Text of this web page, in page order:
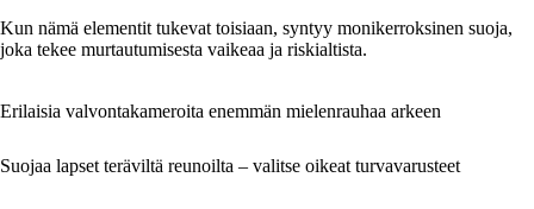
Kun nämä elementit tukevat toisiaan, syntyy monikerroksinen suoja,
joka tekee murtautumisesta vaikeaa ja riskialtista.
Erilaisia valvontakameroita enemmän mielenrauhaa arkeen
Suojaa lapset teräviltä reunoilta – valitse oikeat turvavarusteet